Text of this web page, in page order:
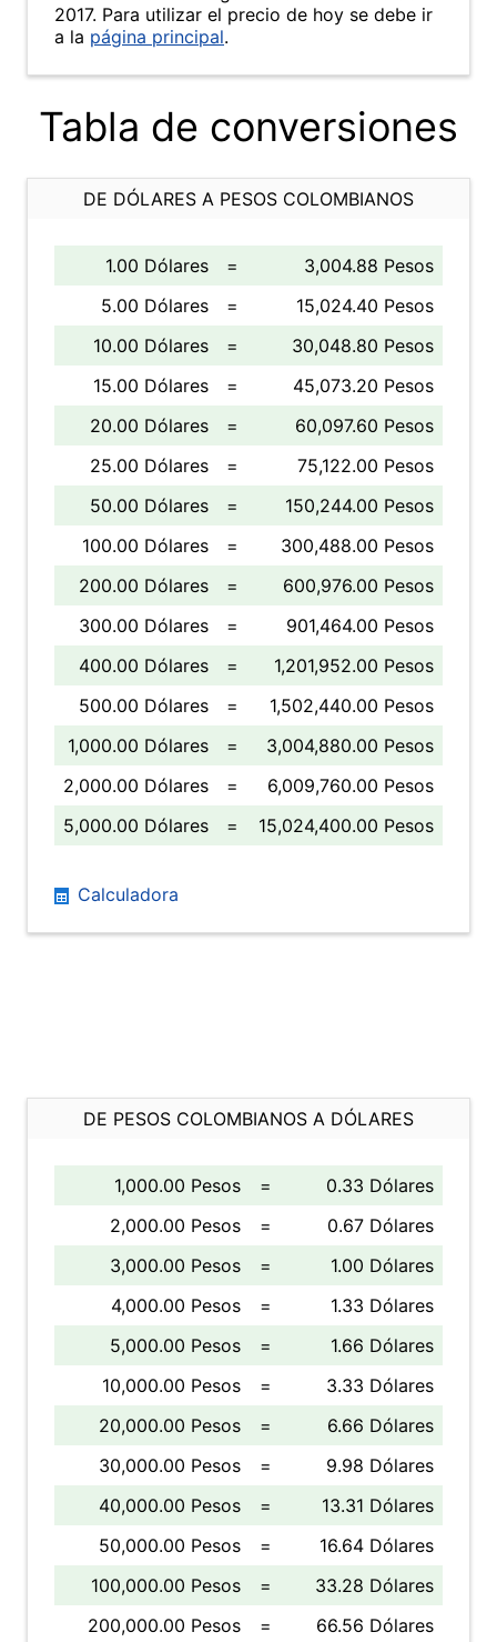
2017. Para utilizar el precio de hoy se debe ir
a la página principal.
Tabla de conversiones
DE DÓLARES A PESOS COLOMBIANOS
1.00 Dólares =
3,004.88 Pesos
5.00 Dólares
=
15,024.40 Pesos
10.00 Dólares
=
30,048.80 Pesos
15.00 Dólares
=
45,073.20 Pesos
20.00 Dólares
=
60,097.60 Pesos
25.00 Dólares
=
75,122.00 Pesos
50.00 Dólares
=
150,244.00 Pesos
100.00 Dólares
=
300,488.00 Pesos
200.00 Dólares
=
600,976.00 Pesos
300.00 Dólares
=
901,464.00 Pesos
400.00 Dólares
=
1,201,952.00 Pesos
500.00 Dólares
=
1,502,440.00 Pesos
1,000.00 Dólares
=
3,004,880.00 Pesos
2,000.00 Dólares
=
6,009,760.00 Pesos
5,000.00 Dólares
= 15,024,400.00 Pesos
Calculadora
DE PESOS COLOMBIANOS A DÓLARES
1,000.00 Pesos =
0.33 Dólares
2,000.00 Pesos
=
0.67 Dólares
3,000.00 Pesos
=
1.00 Dólares
4,000.00 Pesos
=
1.33 Dólares
5,000.00 Pesos
=
1.66 Dólares
10,000.00 Pesos
=
3.33 Dólares
20,000.00 Pesos
=
6.66 Dólares
30,000.00 Pesos
=
9.98 Dólares
40,000.00 Pesos
=
13.31 Dólares
50,000.00 Pesos
=
16.64 Dólares
100,000.00 Pesos
=
33.28 Dólares
200,000.00 Pesos
= 66.56 Dólares